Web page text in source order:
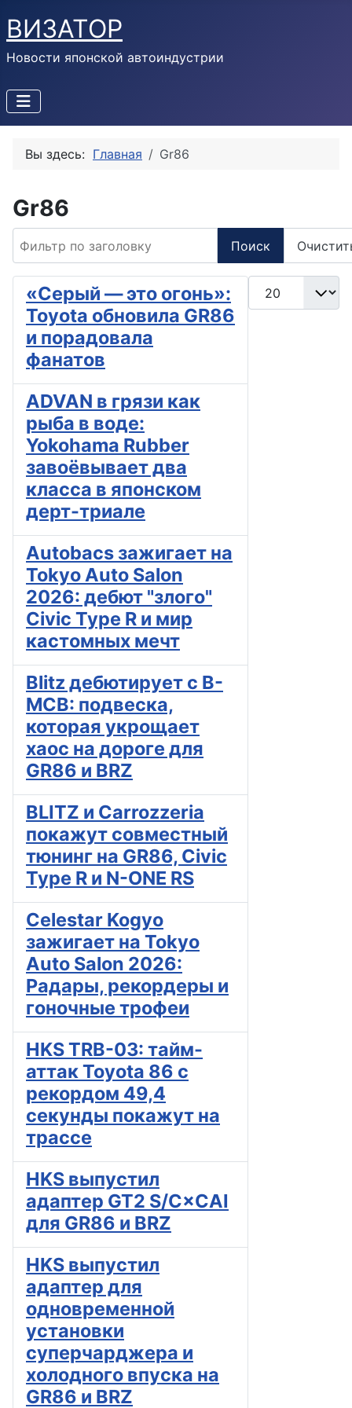
ВИЗАТОР
Новости японской автоиндустрии
Вы здесь: Главная Gr86
Gr86
Поиск
Кол-во строк:
«Серый — это огонь»:
Toyota обновила GR86
и порадовала
фанатов
ADVAN в грязи как
рыба в воде:
Yokohama Rubber
завоёвывает два
класса в японском
дерт-триале
Autobacs зажигает на
Tokyo Auto Salon
2026: дебют "злого"
Civic Type R и мир
кастомных мечт
Blitz дебютирует с B-
MCB: подвеска,
которая укрощает
хаос на дороге для
GR86 и BRZ
BLITZ и Carrozzeria
покажут совместный
тюнинг на GR86, Civic
Type R и N-ONE RS
Celestar Kogyo
зажигает на Tokyo
Auto Salon 2026:
Радары, рекордеры и
гоночные трофеи
HKS TRB-03: тайм-
аттак Toyota 86 с
рекордом 49,4
секунды покажут на
трассе
HKS выпустил
адаптер GT2 S/C×CAI
для GR86 и BRZ
HKS выпустил
адаптер для
одновременной
установки
суперчарджера и
холодного впуска на
GR86 и BRZ